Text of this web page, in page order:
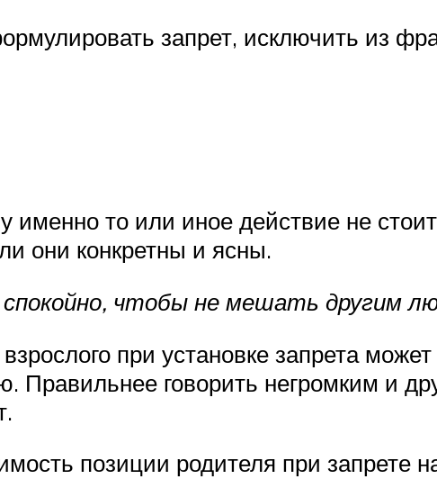
запрет, исключить из
именно то или иное действие не
они конкретны и ясны.
спокойно, чтобы не мешать другим
при установке запрета
Правильнее говорить негромким и
позиции родителя при запрете